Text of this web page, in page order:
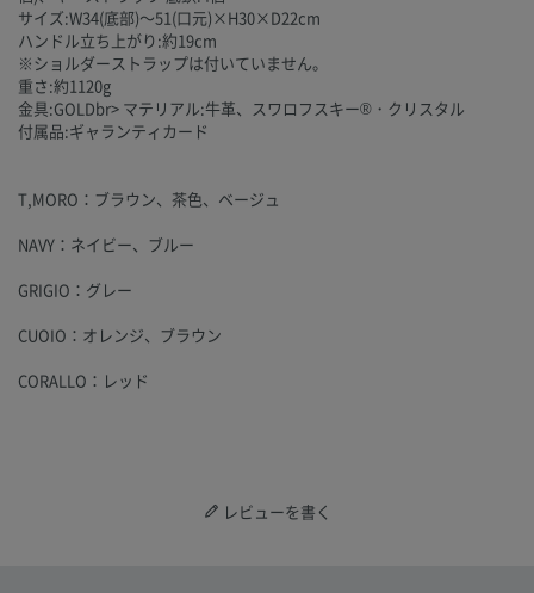
サイズ:W34(底部)～51(口元)×H30×D22cm
ハンドル立ち上がり:約19cm
※ショルダーストラップは付いていません。
重さ:約1120g
金具:GOLDbr> マテリアル:牛革、スワロフスキー®・クリスタル
付属品:ギャランティカード
T,MORO：ブラウン、茶色、ベージュ
NAVY：ネイビー、ブルー
GRIGIO：グレー
CUOIO：オレンジ、ブラウン
CORALLO：レッド
レビューを書く